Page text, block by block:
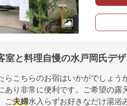
室と料理自慢の水戸岡氏デ
らこちらのお宿はいかがでしょう
あり非常に便利です。ご希望の露
ご夫婦水入らずお好きなだけ湯浴